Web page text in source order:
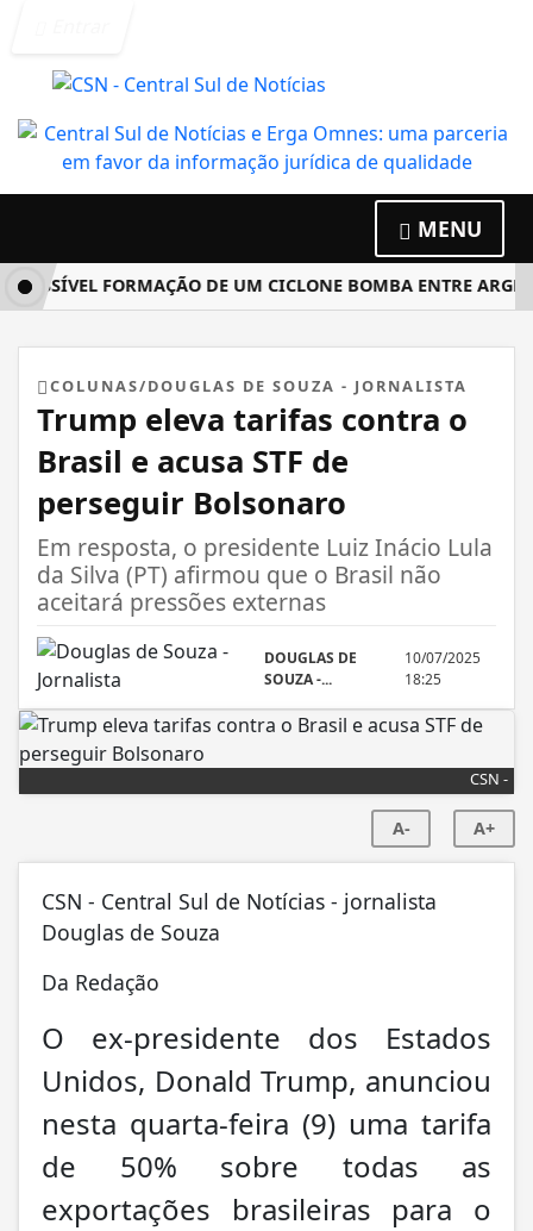
MENU
FORMAÇÃO DE UM CICLONE BOMBA ENTRE
COLUNAS/DOUGLAS DE SOUZA - JORNALISTA
Trump eleva tarifas contra o
Brasil e acusa STF de
perseguir Bolsonaro
Em resposta, o presidente Luiz Inácio Lula
da Silva (PT) afirmou que o Brasil não
aceitará pressões externas
DOUGLAS DE
SOUZA -...
10/07/2025
18:25
CSN -
A- A+
CSN - Central Sul de Notícias - jornalista
Douglas de Souza
Da Redação
O ex-presidente dos Estados
Unidos, Donald Trump, anunciou
nesta quarta-feira (9) uma tarifa
de 50% sobre todas as
exportações brasileiras para o